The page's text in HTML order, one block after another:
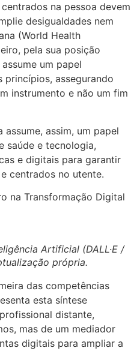
na pessoa devem
desigualdades nem
(World Health
pela sua posição
um papel
princípios, assegurando
instrumento e não um fim
assim, um papel
saúde e tecnologia,
e digitais para garantir
centrados no utente.
na Transformação Digital
Artificial (DALL·E /
própria.
das competências
esta síntese
distante,
mas de um mediador
digitais para ampliar a